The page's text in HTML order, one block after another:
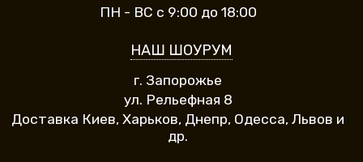
ПН - ВС с 9:00 до 18:00
НАШ ШОУРУМ
г. Запорожье
ул. Рельефная 8
Доставка Киев, Харьков, Днепр, Одесса, Львов и
др.